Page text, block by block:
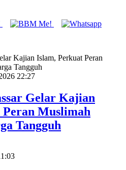
22:27
Gelar Kajian
Muslimah
Tangguh